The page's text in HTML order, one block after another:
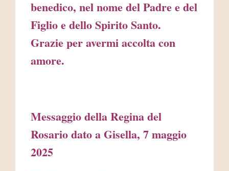
benedico, nel nome del Padre e del
Figlio e dello Spirito Santo.
Grazie per avermi accolta con
amore.
Messaggio della Regina del
Rosario dato a Gisella, 7 maggio
2025